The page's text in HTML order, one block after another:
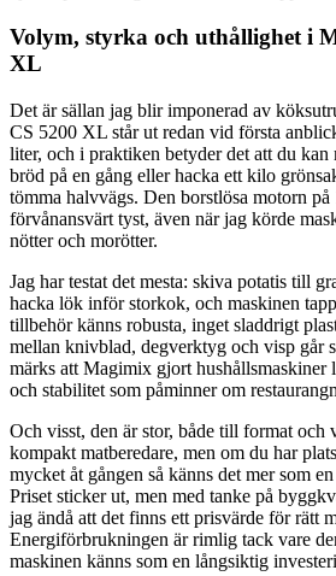
Volym, styrka och uthållighet i
XL
Det är sällan jag blir imponerad av
CS 5200 XL står ut redan vid första
liter, och i praktiken betyder det att du
bröd på en gång eller hacka ett kilo
tömma halvvägs. Den borstlösa motorn på
förvånansvärt tyst, även när jag körde
nötter och morötter.
Jag har testat det mesta: skiva potatis till
hacka lök inför storkok, och maskinen
tillbehör känns robusta, inget sladdrigt
mellan knivblad, degverktyg och visp går
märks att Magimix gjort hushållsmaskiner
och stabilitet som påminner om
Och visst, den är stor, både till format och
kompakt matberedare, men om du har
mycket åt gången så känns det mer som
Priset sticker ut, men med tanke på
jag ändå att det finns ett prisvärde för rätt
Energiförbrukningen är rimlig tack vare
maskinen känns som en långsiktig